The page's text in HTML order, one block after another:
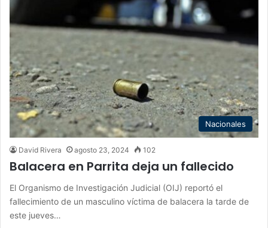
Nacionales
David Rivera agosto 23, 2024 102
Balacera en Parrita deja un fallecido
El Organismo de Investigación Judicial (OIJ) reportó el
fallecimiento de un masculino víctima de balacera la tarde de
este jueves…